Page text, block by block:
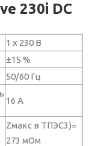
230i DC
1 х 230 В
±15 %
50/60 Гц
16 A
Zмакс в ТПЭС3)=
273 мОм